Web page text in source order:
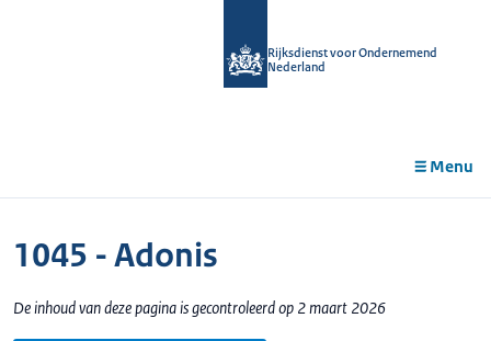
Rijksdienst voor Ondernemend
Nederland
Menu
1045 - Adonis
De inhoud van deze pagina is gecontroleerd op 2 maart 2026